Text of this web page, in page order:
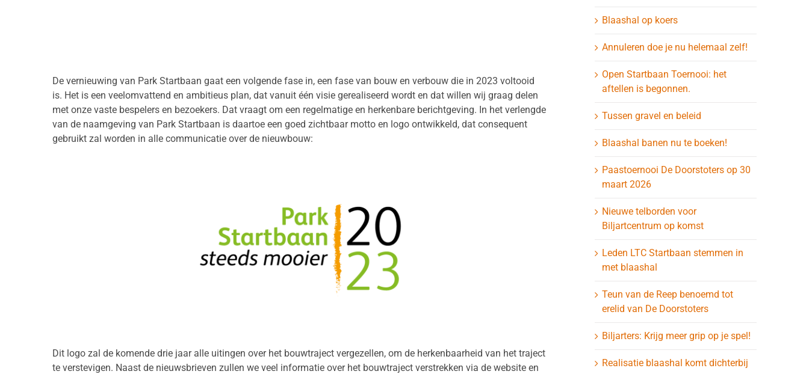
De vernieuwing van Park Startbaan gaat een volgende fase in, een fase van bouw en verbouw die in 2023 voltooid
is. Het is een veelomvattend en ambitieus plan, dat vanuit één visie gerealiseerd wordt en dat willen wij graag delen
met onze vaste bespelers en bezoekers. Dat vraagt om een regelmatige en herkenbare berichtgeving. In het verlengde
van de naamgeving van Park Startbaan is daartoe een goed zichtbaar motto en logo ontwikkeld, dat consequent
gebruikt zal worden in alle communicatie over de nieuwbouw:
Dit logo zal de komende drie jaar alle uitingen over het bouwtraject vergezellen, om de herkenbaarheid van het traject
te verstevigen. Naast de nieuwsbrieven zullen we veel informatie over het bouwtraject verstrekken via de website en
Blaashal op koers
Annuleren doe je nu helemaal zelf!
Open Startbaan Toernooi: het
aftellen is begonnen.
Tussen gravel en beleid
Blaashal banen nu te boeken!
Paastoernooi De Doorstoters op 30
maart 2026
Nieuwe telborden voor
Biljartcentrum op komst
Leden LTC Startbaan stemmen in
met blaashal
Teun van de Reep benoemd tot
erelid van De Doorstoters
Biljarters: Krijg meer grip op je spel!
Realisatie blaashal komt dichterbij